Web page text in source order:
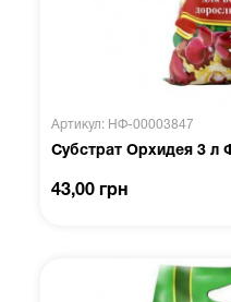
Артикул: НФ-00003847
Субстрат Орхидея 3 л
43,00 грн